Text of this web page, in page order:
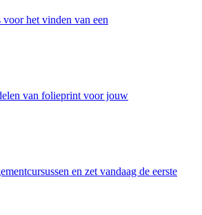
het vinden van een
van folieprint voor jouw
en zet vandaag de eerste